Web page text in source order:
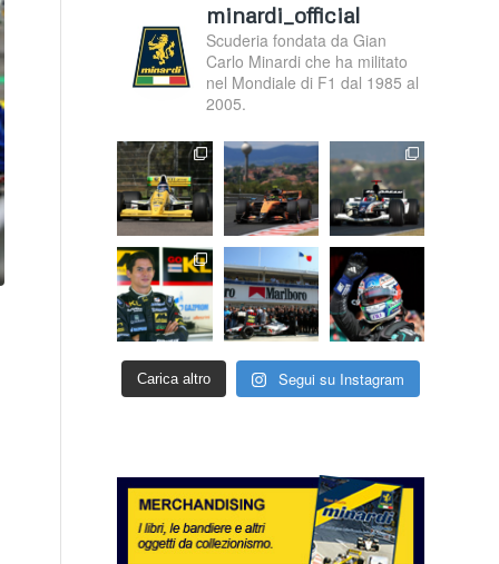
minardi_official
Scuderia fondata da Gian
Carlo Minardi che ha militato
nel Mondiale di F1 dal 1985 al
2005.
Carica altro Segui su Instagram